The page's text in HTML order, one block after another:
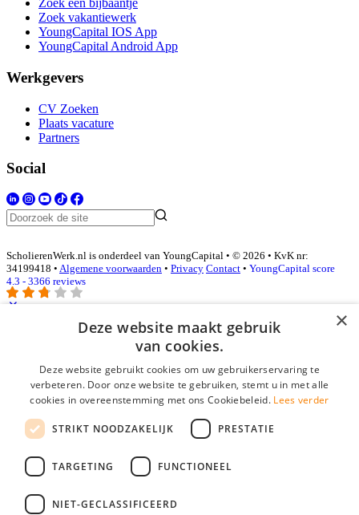
Zoek een bijbaantje
Zoek vakantiewerk
YoungCapital IOS App
YoungCapital Android App
Werkgevers
CV Zoeken
Plaats vacature
Partners
Social
ScholierenWerk.nl is onderdeel van YoungCapital • © 2026 • KvK nr:
34199418 • Algemene voorwaarden • Privacy Contact • YoungCapital score
4.3 - 3366 reviews
Inloggen als bedrijf
E-mail*
Wachtwoord
login gegevens onthouden
login
Bedrijf aanmelden
×
Deze website maakt gebruik
van cookies.
Deze website gebruikt cookies om uw gebruikerservaring te
verbeteren. Door onze website te gebruiken, stemt u in met alle
cookies in overeenstemming met ons Cookiebeleid. Lees verder
STRIKT NOODZAKELIJK PRESTATIE
TARGETING FUNCTIONEEL
NIET-GECLASSIFICEERD